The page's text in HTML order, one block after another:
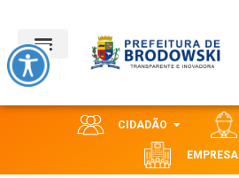
CIDADÃO
EMPRESA